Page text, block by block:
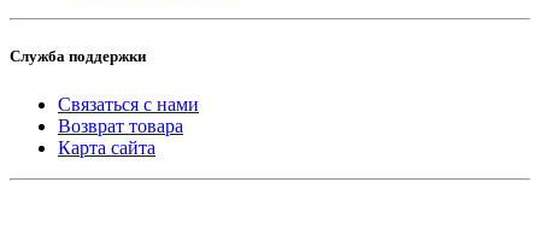
Служба поддержки
Связаться с нами
Возврат товара
Карта сайта